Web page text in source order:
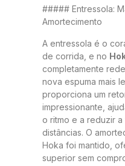
##### Entressola:
Amortecimento
A entressola é o
de corrida, e no
completamente
nova espuma mais
proporciona um
impressionante,
o ritmo e a reduzir
distâncias. O
Hoka foi mantido,
superior sem